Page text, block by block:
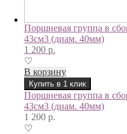
Поршневая группа в
43см3 (диам. 40мм)
1 200 р.
♡
В корзину
Купить в 1 клик
Поршневая группа в
43см3 (диам. 40мм)
1 200 р.
♡